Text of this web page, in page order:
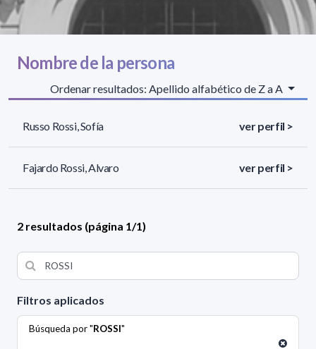
Filtros aplicados
Búsqueda por "ROSSI"
Nombre de la persona
Ordenar resultados: Apellido alfabético de Z a A
Russo Rossi, Sofía ver perfil >
Fajardo Rossi, Alvaro ver perfil >
2 resultados (página 1/1)